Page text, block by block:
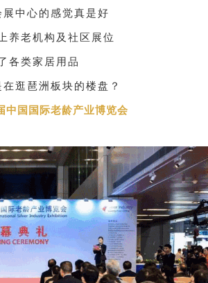
中心的感觉真是好
养老机构及社区展位
各类家居用品
逛琶洲板块的楼盘？
中国国际老龄产业博览会